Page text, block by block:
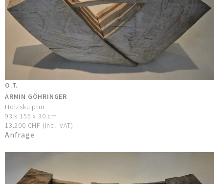
O.T.
ARMIN GÖHRINGER
Holzskulptur
93 x 155 x 30 cm
13.200 CHF (incl. VAT)
Anfrage